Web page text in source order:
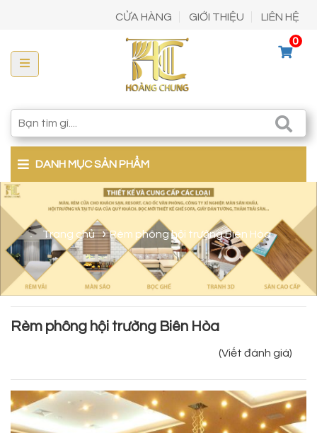
CỬA HÀNG GIỚI THIỆU LIÊN HỆ
0
DANH MỤC SẢN PHẨM
Trang chủ Rèm phông hội trường Biên Hòa
Rèm phông hội trường Biên Hòa
(Viết đánh giá)